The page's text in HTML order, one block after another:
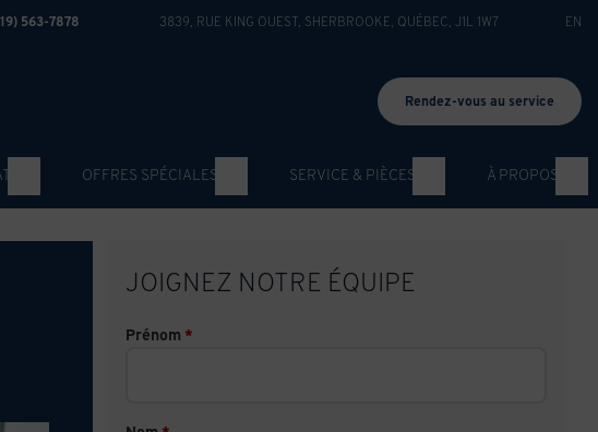
563-7878 3839, RUE KING OUEST SHERBROOKE QUÉBEC J1L 1W7 EN
Rendez-vous au service
OFFRES SPÉCIALES SERVICE & PIÈCES À PROPOS
JOIGNEZ NOTRE ÉQUIPE
Prénom *